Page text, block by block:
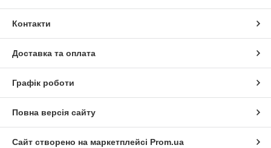
Контакти
Доставка та оплата
Графік роботи
Повна версія сайту
Сайт створено на маркетплейсі Prom.ua